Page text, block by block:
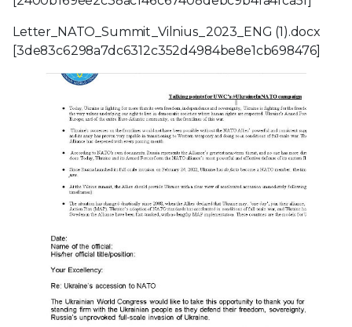
Letter_NATO_Summit_Vilnius_2023_ENG (1).docx
[3de83c6298a7dc6312c352d4984be8e1cb698476]